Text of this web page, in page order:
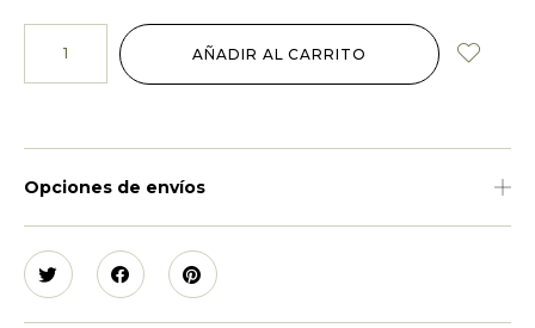
AÑADIR AL CARRITO
Opciones de envíos